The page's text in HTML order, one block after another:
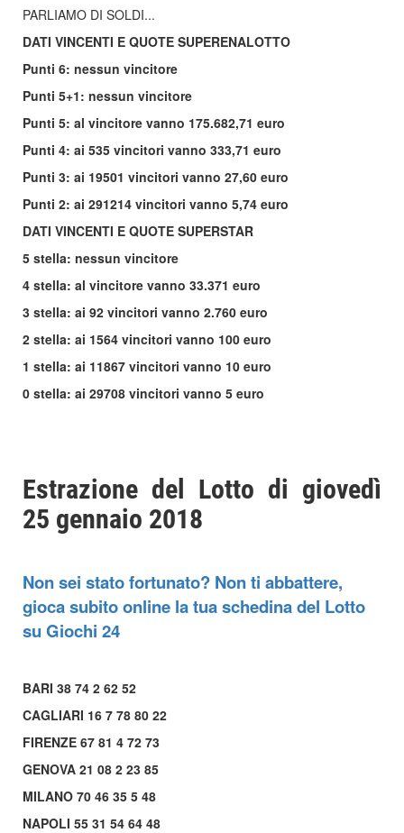
PARLIAMO DI SOLDI...
DATI VINCENTI E QUOTE SUPERENALOTTO
Punti 6: nessun vincitore
Punti 5+1: nessun vincitore
Punti 5: al vincitore vanno 175.682,71 euro
Punti 4: ai 535 vincitori vanno 333,71 euro
Punti 3: ai 19501 vincitori vanno 27,60 euro
Punti 2: ai 291214 vincitori vanno 5,74 euro
DATI VINCENTI E QUOTE SUPERSTAR
5 stella: nessun vincitore
4 stella: al vincitore vanno 33.371 euro
3 stella: ai 92 vincitori vanno 2.760 euro
2 stella: ai 1564 vincitori vanno 100 euro
1 stella: ai 11867 vincitori vanno 10 euro
0 stella: ai 29708 vincitori vanno 5 euro
Estrazione del Lotto di giovedì
25 gennaio 2018
Non sei stato fortunato? Non ti abbattere,
gioca subito online la tua schedina del Lotto
su Giochi 24
BARI 38 74 2 62 52
CAGLIARI 16 7 78 80 22
FIRENZE 67 81 4 72 73
GENOVA 21 08 2 23 85
MILANO 70 46 35 5 48
NAPOLI 55 31 54 64 48